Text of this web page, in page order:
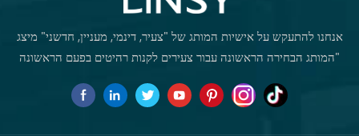
אנחנו להתעקש על אישיות המותג של "צעיר, דינמי, מעניין, חדשני" מיצג
"המותג הבחירה הראשונה עבור צעירים לקנות רהיטים בפעם הראשונה